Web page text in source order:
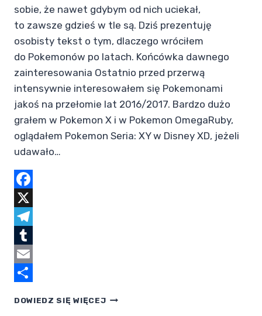
sobie, że nawet gdybym od nich uciekał,
to zawsze gdzieś w tle są. Dziś prezentuję
osobisty tekst o tym, dlaczego wróciłem
do Pokemonów po latach. Końcówka dawnego
zainteresowania Ostatnio przed przerwą
intensywnie interesowałem się Pokemonami
jakoś na przełomie lat 2016/2017. Bardzo dużo
grałem w Pokemon X i w Pokemon OmegaRuby,
oglądałem Pokemon Seria: XY w Disney XD, jeżeli
udawało…
Facebook
X
Telegram
Tumblr
Email
DOWIEDZ SIĘ WIĘCEJDLACZEGO